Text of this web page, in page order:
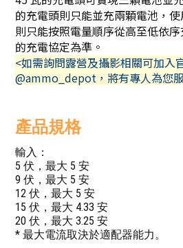
的充電頭則只能並充兩顆電池，
則只能按照電量順序從高至低依
的充電協定為準。
<如需詢問露營及攝影相關可加入
@ammo_depot，將有專人為您
產品規格
輸入：
5 伏，最大 5 安
9 伏，最大 5 安
12 伏，最大 5 安
15 伏，最大 4.33 安
20 伏，最大 3.25 安
* 最大電流取決於適配器能力。